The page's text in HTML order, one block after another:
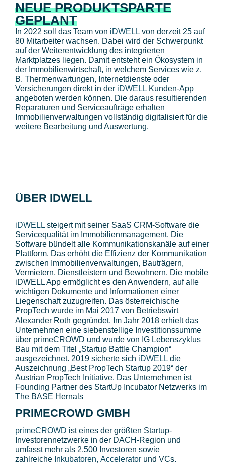
NEUE PRODUKTSPARTE
GEPLANT
In 2022 soll das Team von iDWELL von derzeit 25 auf
80 Mitarbeiter wachsen. Dabei wird der Schwerpunkt
auf der Weiterentwicklung des integrierten
Marktplatzes liegen. Damit entsteht ein Ökosystem in
der Immobilienwirtschaft, in welchem Services wie z.
B. Thermenwartungen, Internetdienste oder
Versicherungen direkt in der iDWELL Kunden-App
angeboten werden können. Die daraus resultierenden
Reparaturen und Serviceaufträge erhalten
Immobilienverwaltungen vollständig digitalisiert für die
weitere Bearbeitung und Auswertung.
ÜBER IDWELL
iDWELL steigert mit seiner SaaS CRM-Software die
Servicequalität im Immobilienmanagement. Die
Software bündelt alle Kommunikationskanäle auf einer
Plattform. Das erhöht die Effizienz der Kommunikation
zwischen Immobilienverwaltungen, Bauträgern,
Vermietern, Dienstleistern und Bewohnern. Die mobile
iDWELL App ermöglicht es den Anwendern, auf alle
wichtigen Dokumente und Informationen einer
Liegenschaft zuzugreifen. Das österreichische
PropTech wurde im Mai 2017 von Betriebswirt
Alexander Roth gegründet. Im Jahr 2018 erhielt das
Unternehmen eine siebenstellige Investitionssumme
über primeCROWD und wurde von IG Lebenszyklus
Bau mit dem Titel „Startup Battle Champion“
ausgezeichnet. 2019 sicherte sich iDWELL die
Auszeichnung „Best PropTech Startup 2019“ der
Austrian PropTech Initiative. Das Unternehmen ist
Founding Partner des StartUp Incubator Netzwerks im
The BASE Hernals
PRIMECROWD GMBH
primeCROWD ist eines der größten Startup-
Investorennetzwerke in der DACH-Region und
umfasst mehr als 2.500 Investoren sowie
zahlreiche Inkubatoren, Accelerator und VCs.